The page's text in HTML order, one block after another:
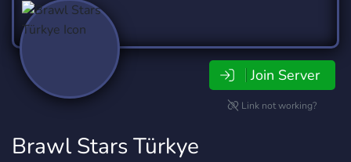
Join Server
Link not working?
Brawl Stars Türkye